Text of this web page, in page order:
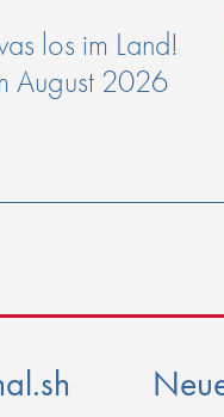
los im Land!
August 2026